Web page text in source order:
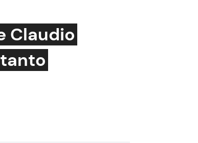
e Ricette
Claudio